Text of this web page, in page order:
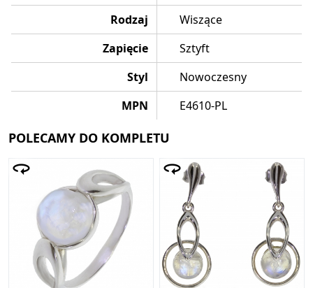
Rodzaj
Wiszące
Zapięcie
Sztyft
Styl
Nowoczesny
MPN
E4610-PL
POLECAMY DO KOMPLETU